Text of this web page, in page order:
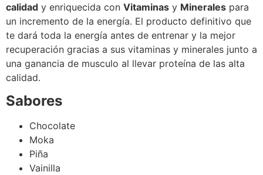
calidad y enriquecida con Vitaminas y Minerales para
un incremento de la energía. El producto definitivo que
te dará toda la energía antes de entrenar y la mejor
recuperación gracias a sus vitaminas y minerales junto a
una ganancia de musculo al llevar proteína de las alta
calidad.
Sabores
Chocolate
Moka
Piña
Vainilla